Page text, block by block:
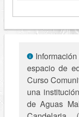
espacio de
Curso
una
de Aguas